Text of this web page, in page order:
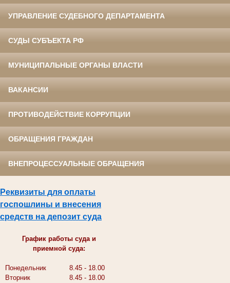
УПРАВЛЕНИЕ СУДЕБНОГО ДЕПАРТАМЕНТА
СУДЫ СУБЪЕКТА РФ
МУНИЦИПАЛЬНЫЕ ОРГАНЫ ВЛАСТИ
ВАКАНСИИ
ПРОТИВОДЕЙСТВИЕ КОРРУПЦИИ
ОБРАЩЕНИЯ ГРАЖДАН
ВНЕПРОЦЕССУАЛЬНЫЕ ОБРАЩЕНИЯ
Реквизиты для оплаты
госпошлины и внесения
средств на депозит суда
График работы суда и
приемной суда:
Понедельник
8.45 - 18.00
Вторник
8.45 - 18.00